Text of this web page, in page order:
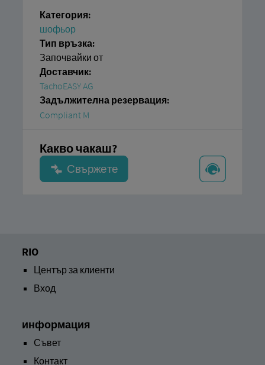
Категория:
шофьор
Тип връзка:
Започвайки от
Доставчик:
TachoEASY AG
Задължителна резервация:
Compliant M
Какво чакаш?
RIO
Център за клиенти
Вход
информация
Съвет
Контакт